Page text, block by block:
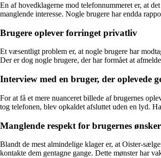
En af hovedklagerne mod telefonnummeret er, at
manglende interesse. Nogle brugere har endda
Brugere oplever forringet privatliv
Et væsentligt problem er, at nogle brugere har
Der er dog nogle brugere, der har formået at
Interview med en bruger, der oplevede
For at få et mere nuanceret billede af brugernes
tog telefonen, blev opkaldet afsluttet uden en lyd.
Manglende respekt for brugernes ønsker
Blandt de mest almindelige klager er, at Oister-
kontakte dem gentagne gange. Dette mønster har